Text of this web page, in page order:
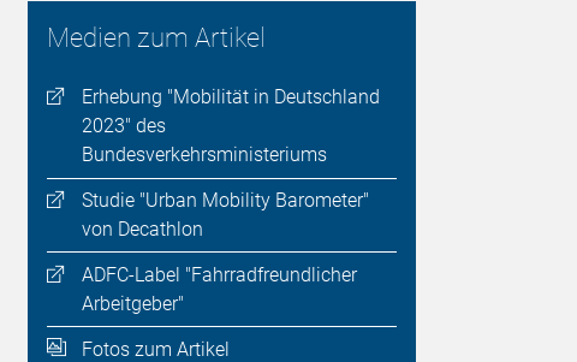
Medien zum Artikel
Erhebung "Mobilität in Deutschland
2023" des
Bundesverkehrsministeriums
Studie "Urban Mobility Barometer"
von Decathlon
ADFC-Label "Fahrradfreundlicher
Arbeitgeber"
Fotos zum Artikel